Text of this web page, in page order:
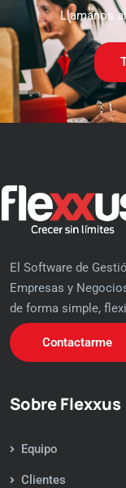
Llamanos
El Software de
Empresas y
de forma simple,
Contactarme
Sobre Flexxus
Equipo
Clientes